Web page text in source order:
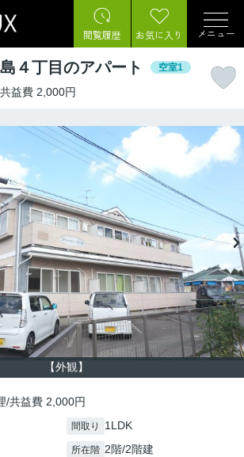
閲覧履歴 お気に入り メニュー
４丁目のアパート 空室1
益費 2,000円
【外観】
/共益費 2,000円
間取り 1LDK
所在階 2階/2階建